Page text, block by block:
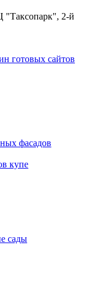
"Таксопарк", 2-й
готовых сайтов
фасадов
купе
сады